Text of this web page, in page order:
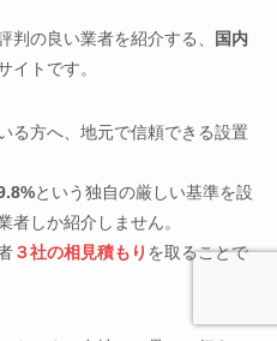
判の良い業者を紹介する、
国内
イトです。
る方へ、地元で信頼できる設置
という独自の厳しい基準を設
者しか紹介しません。
３社の相見積もり を取ることで